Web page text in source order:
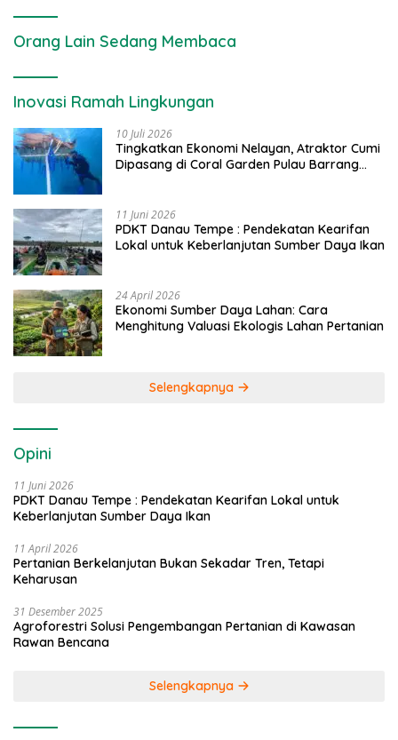
Orang Lain Sedang Membaca
Inovasi Ramah Lingkungan
10 Juli 2026
Tingkatkan Ekonomi Nelayan, Atraktor Cumi
Dipasang di Coral Garden Pulau Barrang
11 Juni 2026
PDKT Danau Tempe : Pendekatan Kearifan
Lokal untuk Keberlanjutan Sumber Daya Ikan
24 April 2026
Ekonomi Sumber Daya Lahan: Cara
Menghitung Valuasi Ekologis Lahan Pertanian
Selengkapnya
Opini
11 Juni 2026
PDKT Danau Tempe : Pendekatan Kearifan Lokal untuk
Keberlanjutan Sumber Daya Ikan
11 April 2026
Pertanian Berkelanjutan Bukan Sekadar Tren, Tetapi
Keharusan
31 Desember 2025
Agroforestri Solusi Pengembangan Pertanian di Kawasan
Rawan Bencana
Selengkapnya